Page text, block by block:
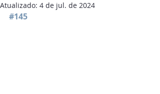
Atualizado: 4 de jul. de 2024
#145